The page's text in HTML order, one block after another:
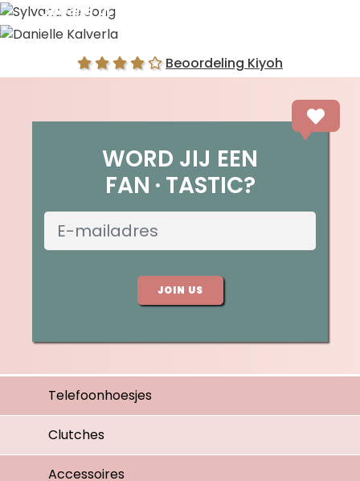
Sylvana de Jong
Beoordeling Kiyoh
WORD JIJ EEN
FAN TASTIC?
JOIN US
Telefoonhoesjes
Clutches
Accessoires